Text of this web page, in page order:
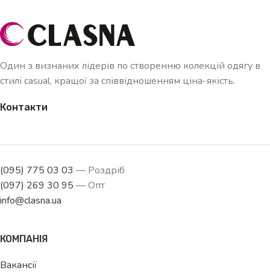
Один з визнаних лідерів по створенню колекцій одягу в
стилі casual, кращої за співвідношенням ціна-якість.
Контакти
(095) 775 03 03 — Роздріб
(097) 269 30 95 — Опт
info@clasna.ua
КОМПАНІЯ
Вакансії